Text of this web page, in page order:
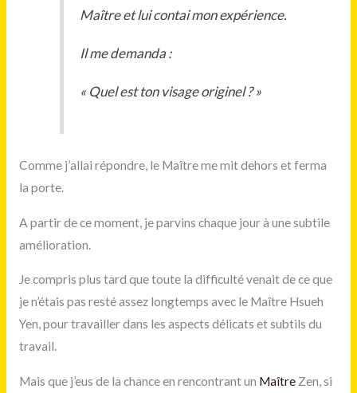
Maître et lui contai mon expérience.
Il me demanda :
« Quel est ton visage originel ? »
Comme j’allai répondre, le Maître me mit dehors et ferma
la porte.
A partir de ce moment, je parvins chaque jour à une subtile
amélioration.
Je compris plus tard que toute la difficulté venait de ce que
je n’étais pas resté assez longtemps avec le Maître Hsueh
Yen, pour travailler dans les aspects délicats et subtils du
travail.
Mais que j’eus de la chance en rencontrant un MaîtreZen, si